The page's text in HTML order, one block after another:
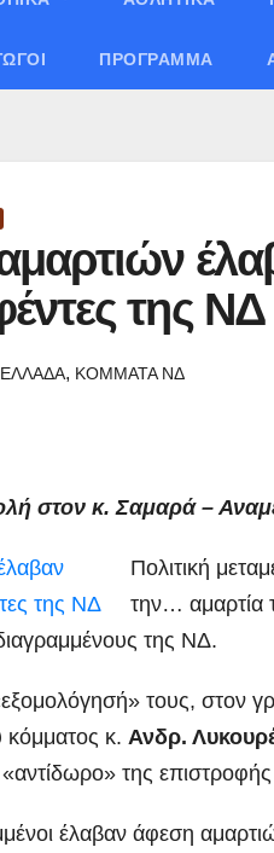
ΠΡΌΓΡΑΜΜΑ
της ΝΔ
ΕΛΛΑΔΑ, ΚΟΜΜΑΤΑ ΝΔ
στον κ. Σαμαρά –
Πολιτική
την… αμαρτία
της ΝΔ.
τους, στον
κόμματος κ. Ανδρ.
της
έλαβαν άφεση